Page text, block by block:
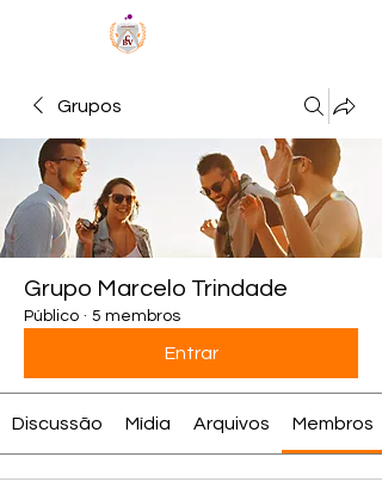
Grupos
Grupo Marcelo Trindade
Público · 5 membros
Entrar
Discussão Mídia Arquivos Membros